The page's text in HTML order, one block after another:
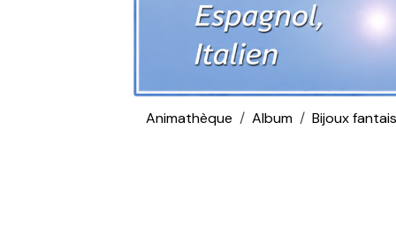
Animathèque Album Bijoux